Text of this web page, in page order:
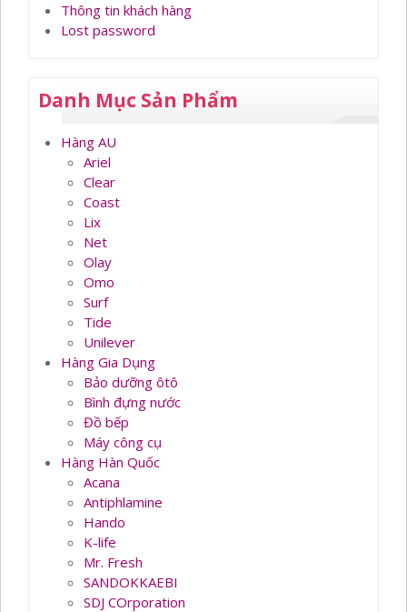
Thông tin khách hàng
Lost password
Danh Mục Sản Phẩm
Hàng AU
Ariel
Clear
Coast
Lix
Net
Olay
Omo
Surf
Tide
Unilever
Hàng Gia Dụng
Bảo dưỡng ôtô
Bình đựng nước
Đồ bếp
Máy công cụ
Hàng Hàn Quốc
Acana
Antiphlamine
Hando
K-life
Mr. Fresh
SANDOKKAEBI
SDJ COrporation